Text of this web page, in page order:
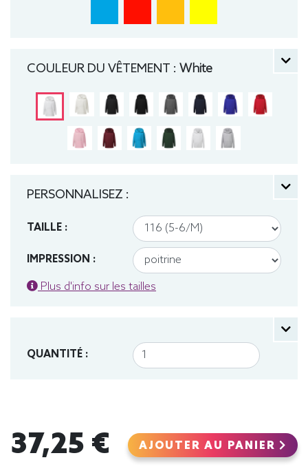
COULEUR DU VÊTEMENT : White
PERSONNALISEZ :
TAILLE :
IMPRESSION :
Plus d'info sur les tailles
QUANTITÉ :
37,25 € AJOUTER AU PANIER